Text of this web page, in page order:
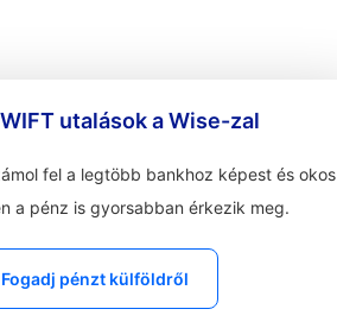
utalások a Wise-zal
fel a legtöbb bankhoz képest és okos
a pénz is gyorsabban érkezik meg.
Fogadj pénzt külföldről